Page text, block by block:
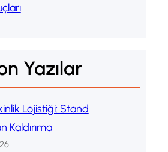
Yazılar
Lojistiği: Stand
Kaldırıma